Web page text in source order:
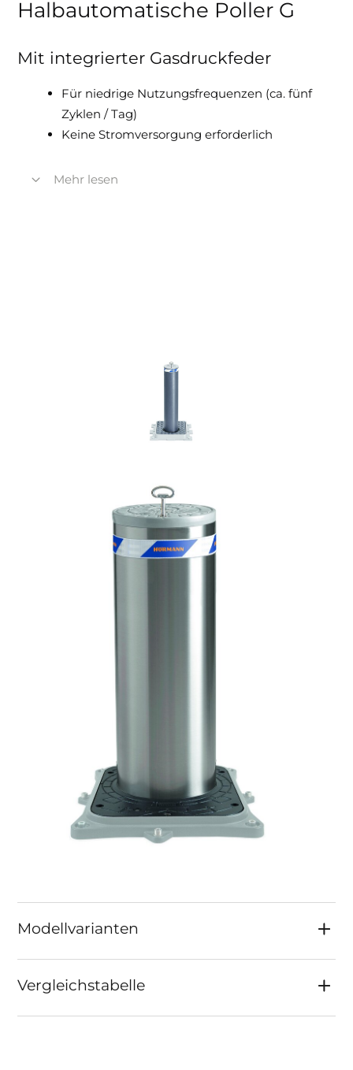
Halbautomatische Poller G
Mit integrierter Gasdruckfeder
Für niedrige Nutzungsfrequenzen (ca. fünf
Zyklen / Tag)
Keine Stromversorgung erforderlich
Manuelles Senken des Pollers durch
Mehr lesen
Modellvarianten
Vergleichstabelle